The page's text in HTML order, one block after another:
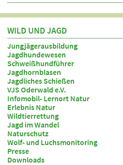
WILD UND JAGD
Jungjägerausbildung
Jagdhundewesen
Schweißhundführer
Jagdhornblasen
Jagdliches Schießen
VJS Oderwald e.V.
Infomobil- Lernort Natur
Erlebnis Natur
Wildtierrettung
Jagd im Wandel
Naturschutz
Wolf- und Luchsmonitoring
Presse
Downloads